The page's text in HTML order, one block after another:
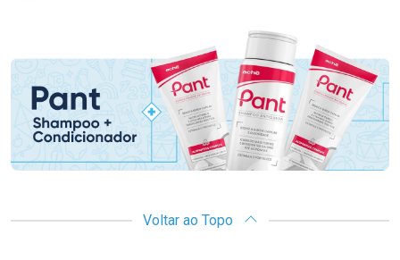
Promoção em Destaque
Voltar ao Topo